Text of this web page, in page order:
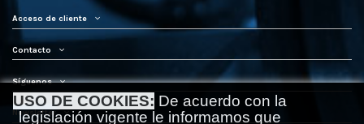
Acceso de cliente
Contacto
USO DE COOKIES: De acuerdo con la
legislación vigente le informamos que
Síguenos
Newsletter